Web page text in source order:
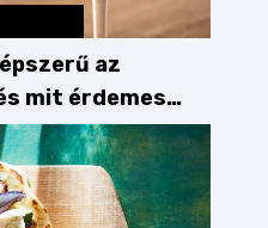
az
mit érdemes